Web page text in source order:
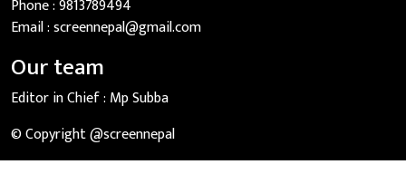
Phone :9813789494
Email :screennepal@gmail.com
Our team
Editor in Chief : Mp Subba
© Copyright @screennepal